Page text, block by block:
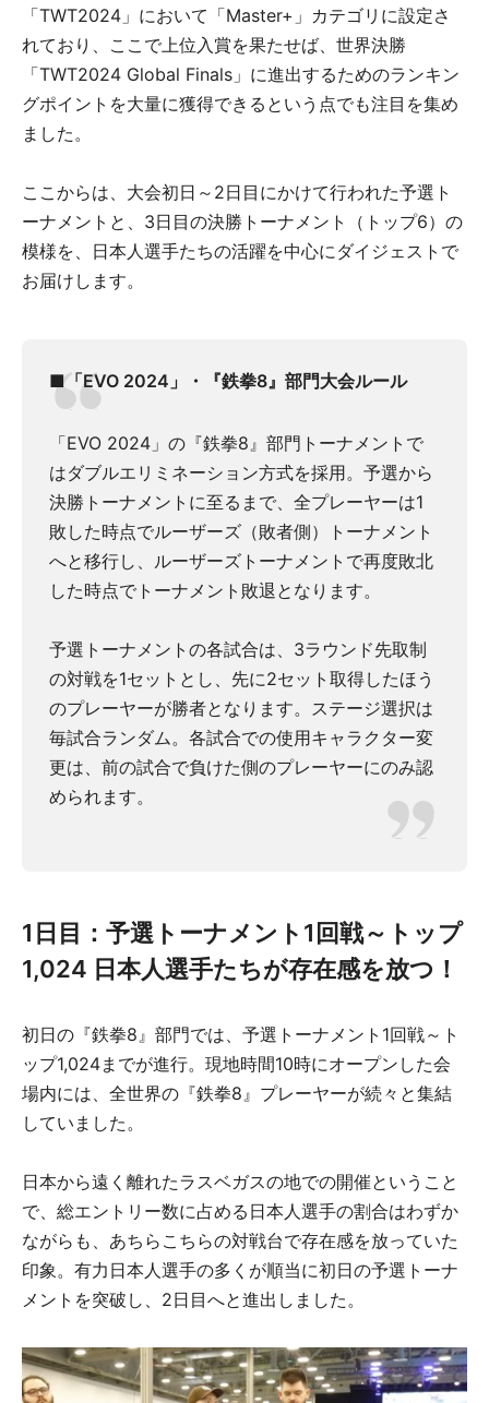
「TWT2024」において「Master+」カテゴリに設定さ
れており、ここで上位入賞を果たせば、世界決勝
「TWT2024 Global Finals」に進出するためのランキン
グポイントを大量に獲得できるという点でも注目を集め
ました。
ここからは、大会初日～2日目にかけて行われた予選ト
ーナメントと、3日目の決勝トーナメント（トップ6）の
模様を、日本人選手たちの活躍を中心にダイジェストで
お届けします。
■「EVO 2024」・『鉄拳8』部門大会ルール
「EVO 2024」の『鉄拳8』部門トーナメントで
はダブルエリミネーション方式を採用。予選から
決勝トーナメントに至るまで、全プレーヤーは1
敗した時点でルーザーズ（敗者側）トーナメント
へと移行し、ルーザーズトーナメントで再度敗北
した時点でトーナメント敗退となります。
予選トーナメントの各試合は、3ラウンド先取制
の対戦を1セットとし、先に2セット取得したほう
のプレーヤーが勝者となります。ステージ選択は
毎試合ランダム。各試合での使用キャラクター変
更は、前の試合で負けた側のプレーヤーにのみ認
められます。
1日目：予選トーナメント1回戦～トップ
1,024 日本人選手たちが存在感を放つ！
初日の『鉄拳8』部門では、予選トーナメント1回戦～ト
ップ1,024までが進行。現地時間10時にオープンした会
場内には、全世界の『鉄拳8』プレーヤーが続々と集結
していました。
日本から遠く離れたラスベガスの地での開催ということ
で、総エントリー数に占める日本人選手の割合はわずか
ながらも、あちらこちらの対戦台で存在感を放っていた
印象。有力日本人選手の多くが順当に初日の予選トーナ
メントを突破し、2日目へと進出しました。